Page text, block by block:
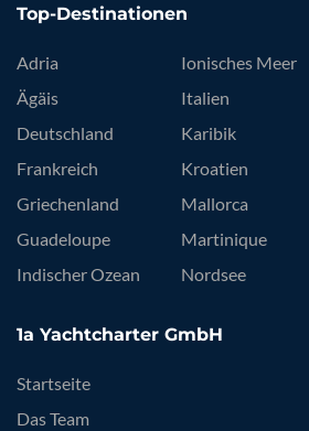
Top-Destinationen
Adria
Ägäis
Deutschland
Frankreich
Griechenland
Guadeloupe
Indischer Ozean
Ionisches Meer
Italien
Karibik
Kroatien
Mallorca
Martinique
Nordsee
1a Yachtcharter GmbH
Startseite
Das Team